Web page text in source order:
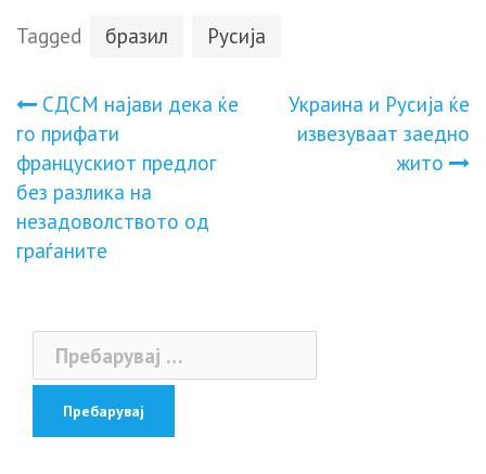
Tagged бразил Русија
Навигација
на
напис
СДСМ најави дека ќе
го прифати
францускиот предлог
без разлика на
незадоволството од
граѓаните
Украина и Русија ќе
извезуваат заедно
жито
Пребарувај
за: